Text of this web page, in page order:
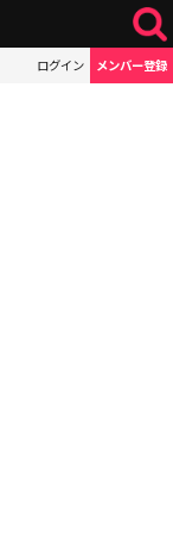
ログイン メンバー登録